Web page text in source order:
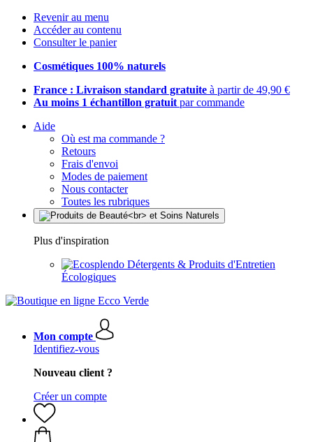
Revenir au menu
Accéder au contenu
Consulter le panier
Cosmétiques 100% naturels
France : Livraison standard gratuite à partir de 49,90 €
Au moins 1 échantillon gratuit par commande
Aide
Où est ma commande ?
Retours
Frais d'envoi
Modes de paiement
Nous contacter
Toutes les rubriques
Plus d'inspiration
Détergents & Produits d'Entretien
Écologiques
Mon compte
Identifiez-vous
Nouveau client ?
Créer un compte